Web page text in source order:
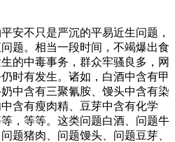
不只是严沉的平易近生问题，
题。相当一段时间，不竭爆出食
的中毒事务，群众牢骚良多，网
时有发生。诸如，白酒中含有甲
中含有三聚氰胺、馒头中含有染
含有瘦肉精、豆芽中含有化学
，等等。这类问题白酒、问题牛
题猪肉、问题馒头、问题豆芽、